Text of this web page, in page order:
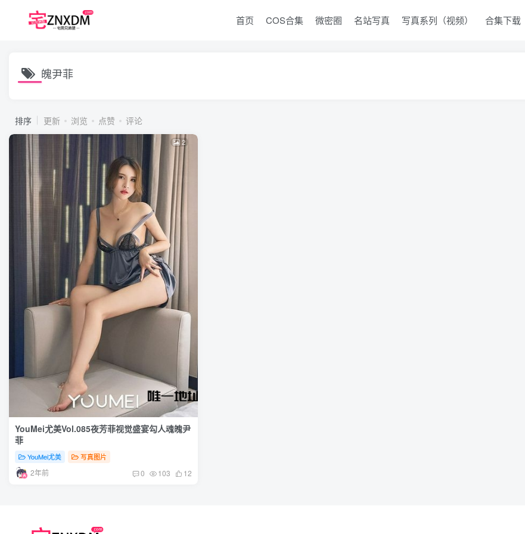
首页 COS合集 微密圈 名站写真 写真系列（视频） 合集下载
魄尹菲
排序 更新 浏览 点赞 评论
2
YouMei尤美Vol.085夜芳菲视觉盛宴勾人魂魄尹
菲
YouMei尤美 写真图片
2年前 0 103 12